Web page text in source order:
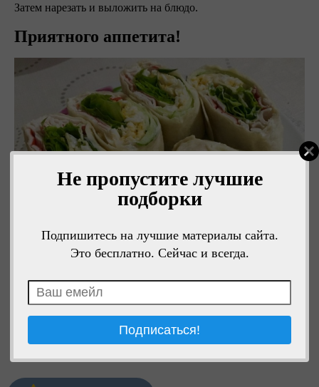
Не пропустите лучшие
подборки
Подпишитесь на лучшие материалы сайта.
Это бесплатно. Сейчас и всегда.
Затем нарезать и выложить на блюдо.
Приятного аппетита!